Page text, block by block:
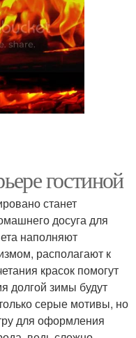
гостиной
станет
досуга для
наполняют
располагают к
красок помогут
долгой зимы будут
серые мотивы, но
для оформления